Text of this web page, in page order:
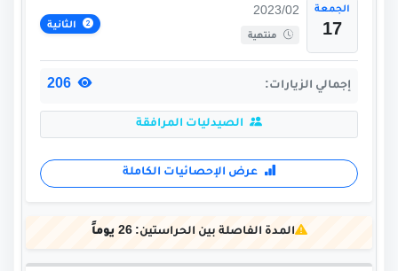
الجمعة
17
2023/02
منتهية
الثانية
إجمالي الزيارات:
الصيدليات المرافقة
عرض الإحصائيات الكاملة
المدة الفاصلة بين الحراستين:26 يوماً